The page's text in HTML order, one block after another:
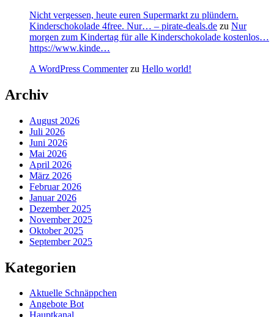
Nicht vergessen, heute euren Supermarkt zu plündern.
Kinderschokolade 4free. Nur… – pirate-deals.de zu Nur
morgen zum Kindertag für alle Kinderschokolade kostenlos…
https://www.kinde…
A WordPress Commenterzu Hello world!
Archiv
August 2026
Juli 2026
Juni 2026
Mai 2026
April 2026
März 2026
Februar 2026
Januar 2026
Dezember 2025
November 2025
Oktober 2025
September 2025
Kategorien
Aktuelle Schnäppchen
Angebote Bot